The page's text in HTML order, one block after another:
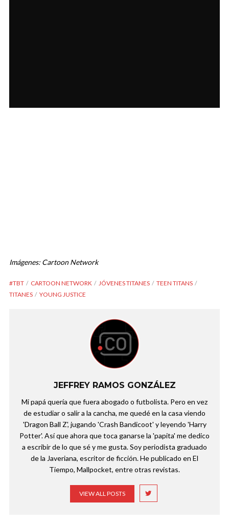
Imágenes: Cartoon Network
#TBT CARTOON NETWORK JÓVENES TITANES
TEEN TITANS
TITANES
YOUNG JUSTICE
JEFFREY RAMOS GONZÁLEZ
Mi papá quería que fuera abogado o futbolista. Pero en vez
de estudiar o salir a la cancha, me quedé en la casa viendo
'Dragon Ball Z', jugando 'Crash Bandicoot' y leyendo 'Harry
Potter'. Así que ahora que toca ganarse la 'papita' me dedico
a escribir de lo que sé y me gusta. Soy periodista graduado
de la Javeriana, escritor de ficción. He publicado en El
Tiempo, Mallpocket, entre otras revistas.
VIEW ALL POSTS